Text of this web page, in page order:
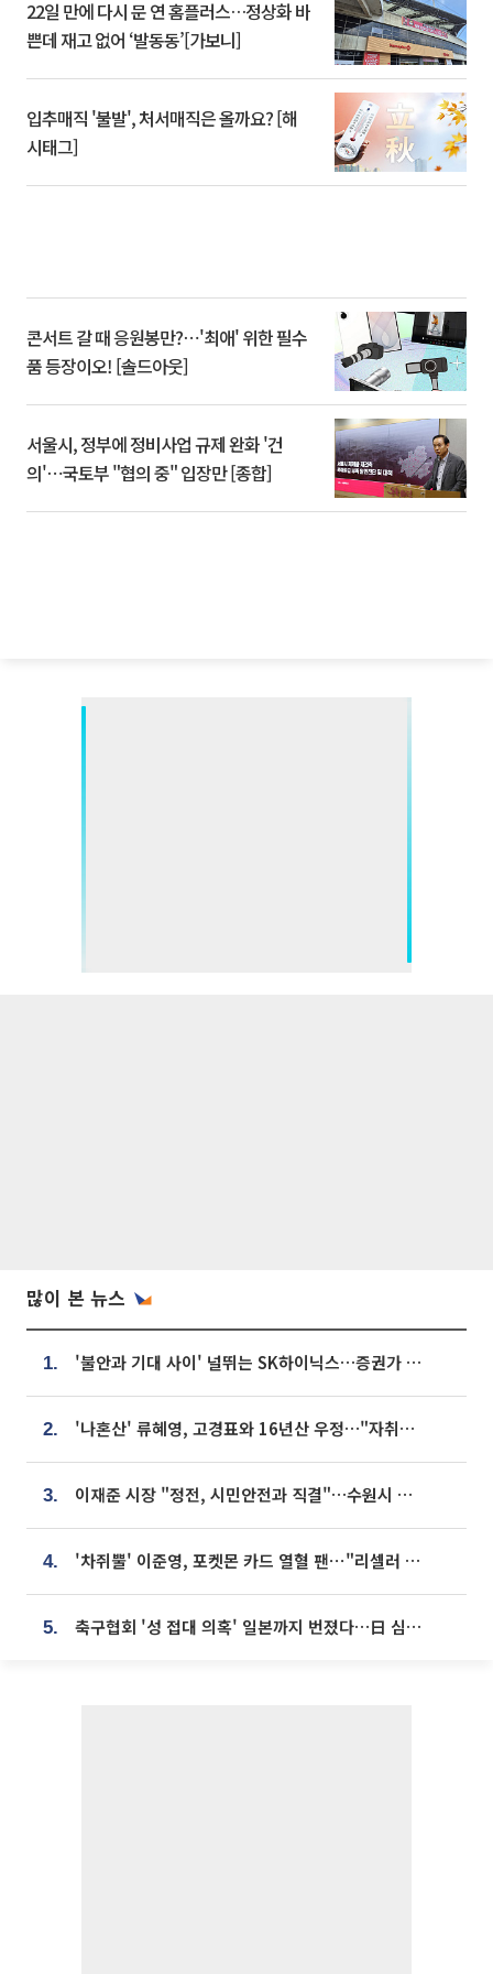
22일 만에 다시 문 연 홈플러스…정상화 바
쁜데 재고 없어 ‘발동동’[가보니]
입추매직 '불발', 처서매직은 올까요? [해
시태그]
콘서트 갈 때 응원봉만?⋯'최애' 위한 필수
품 등장이오! [솔드아웃]
서울시, 정부에 정비사업 규제 완화 '건
의'⋯국토부 "협의 중" 입장만 [종합]
많이 본 뉴스
1. '불안과 기대 사이' 널뛰는 SK하이닉스…증권가 "HBM4·LTA 기반 펀터멘털 견고"
2. '나혼산' 류혜영, 고경표와 16년산 우정…"자취방서 부모님과 마주쳐"
3. 이재준 시장 "정전, 시민안전과 직결"…수원시 비상대응체계 가동
4. '차쥐뿔' 이준영, 포켓몬 카드 열혈 팬⋯"리셀러 처단할 것"
5. 축구협회 '성 접대 의혹' 일본까지 번졌다…日 심판 실명 공개